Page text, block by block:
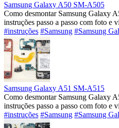
Samsung Galaxy A50 SM-A505
Como desmontar Samsung Galaxy
instruções passo a passo com foto e
#instruções #Samsung #Samsung
Samsung Galaxy A51 SM-A515
Como desmontar Samsung Galaxy
instruções passo a passo com foto e
#instruções #Samsung #Samsung